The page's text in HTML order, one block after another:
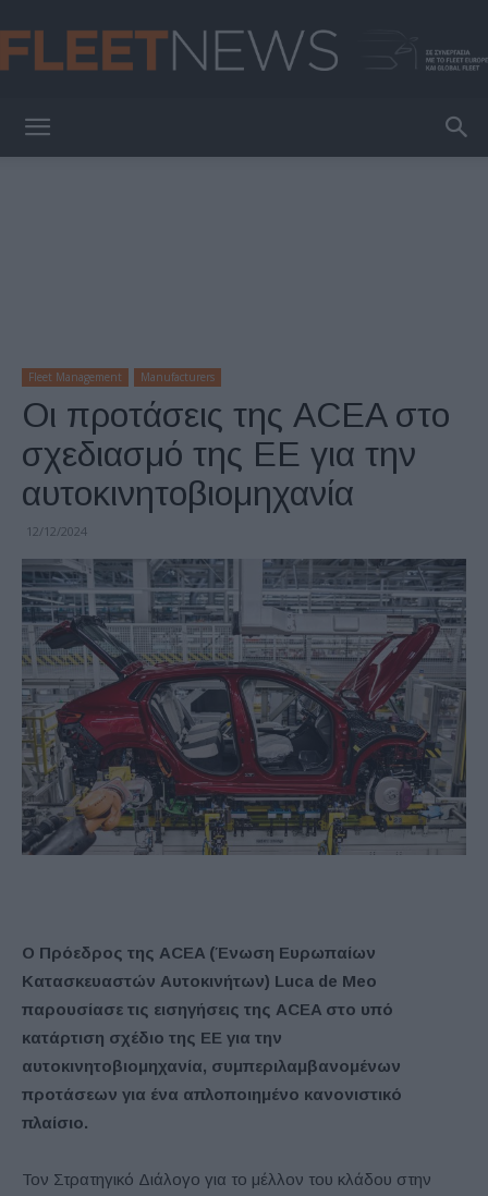
Fleet Management Manufacturers
Οι προτάσεις της ACEA στο
σχεδιασμό της ΕΕ για την
αυτοκινητοβιομηχανία
12/12/2024
Ο Πρόεδρος της ACEA (Ένωση Ευρωπαίων
Κατασκευαστών Αυτοκινήτων) Luca de Meo
παρουσίασε τις εισηγήσεις της ACEA στο υπό
κατάρτιση σχέδιο της ΕΕ για την
αυτοκινητοβιομηχανία, συμπεριλαμβανομένων
προτάσεων για ένα απλοποιημένο κανονιστικό
πλαίσιο.
Τον Στρατηγικό Διάλογο για το μέλλον του κλάδου στην